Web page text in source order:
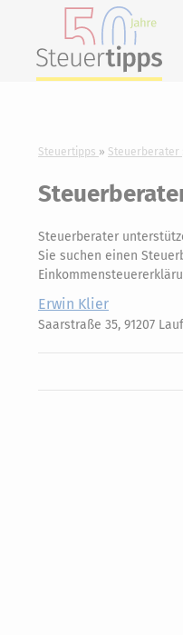
Steuertipps Steuerberater
Steuerberater
Sie suchen einen
Erwin Klier
Saarstraße 35, 91207 Lauf